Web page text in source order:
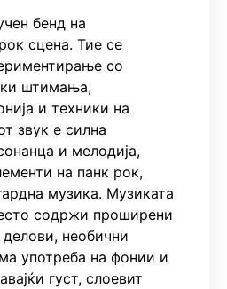
бенд на
сцена. Тие се
со
штимања,
и техники на
звук е силна
и мелодија,
на панк рок,
музика. Музиката
содржи проширени
необични
употреба на фонии и
густ, слоевит